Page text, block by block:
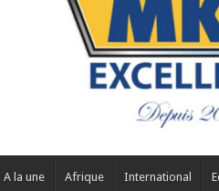
A la une Afrique International